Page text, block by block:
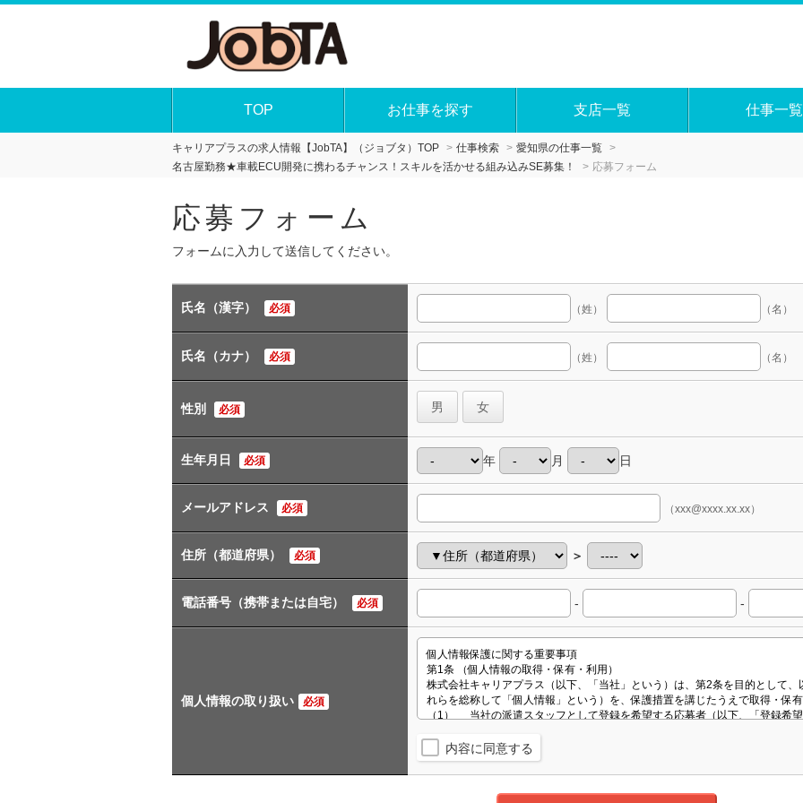
TOP お仕事を探す 支店一覧 仕事一覧
キャリアプラスの求人情報【JobTA】（ジョブタ）TOP 仕事検索
愛知県の仕事一覧
名古屋勤務★車載ECU開発に携わるチャンス！スキルを活かせる組み込みSE募集！
応募フォーム
応募フォーム
フォームに入力して送信してください。
氏名（漢字） 必須 （姓） （名）
氏名（カナ） 必須 （姓） （名）
性別 必須 男 女
生年月日 必須 年 月 日
メールアドレス 必須 （xxx@xxxx.xx.xx）
住所（都道府県） 必須 ＞
電話番号（携帯または自宅） 必須 - -
個人情報の取り扱い 必須
内容に同意する